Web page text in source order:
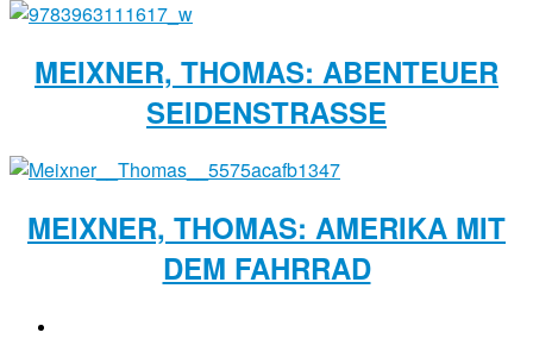
MEIXNER, THOMAS: ABENTEUER
SEIDENSTRASSE
MEIXNER, THOMAS: AMERIKA MIT
DEM FAHRRAD